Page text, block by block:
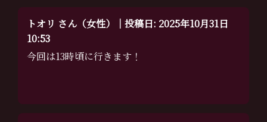
トオリ さん（女性）｜投稿日: 2025年10月31日
10:53
今回は13時頃に行きます！